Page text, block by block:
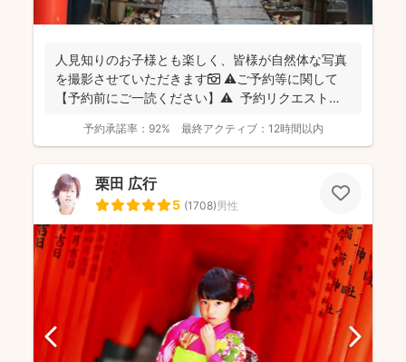
人見知りのお子様とも楽しく、皆様が自然体な写真
を撮影させていただきます📷 ⚠️ご予約等に関して
【予約前にご一読ください】⚠️ 予約リクエストの
予約承諾率： 92% 最終アクティブ： 12時間以内
栗田 広行
5 (1708)男性